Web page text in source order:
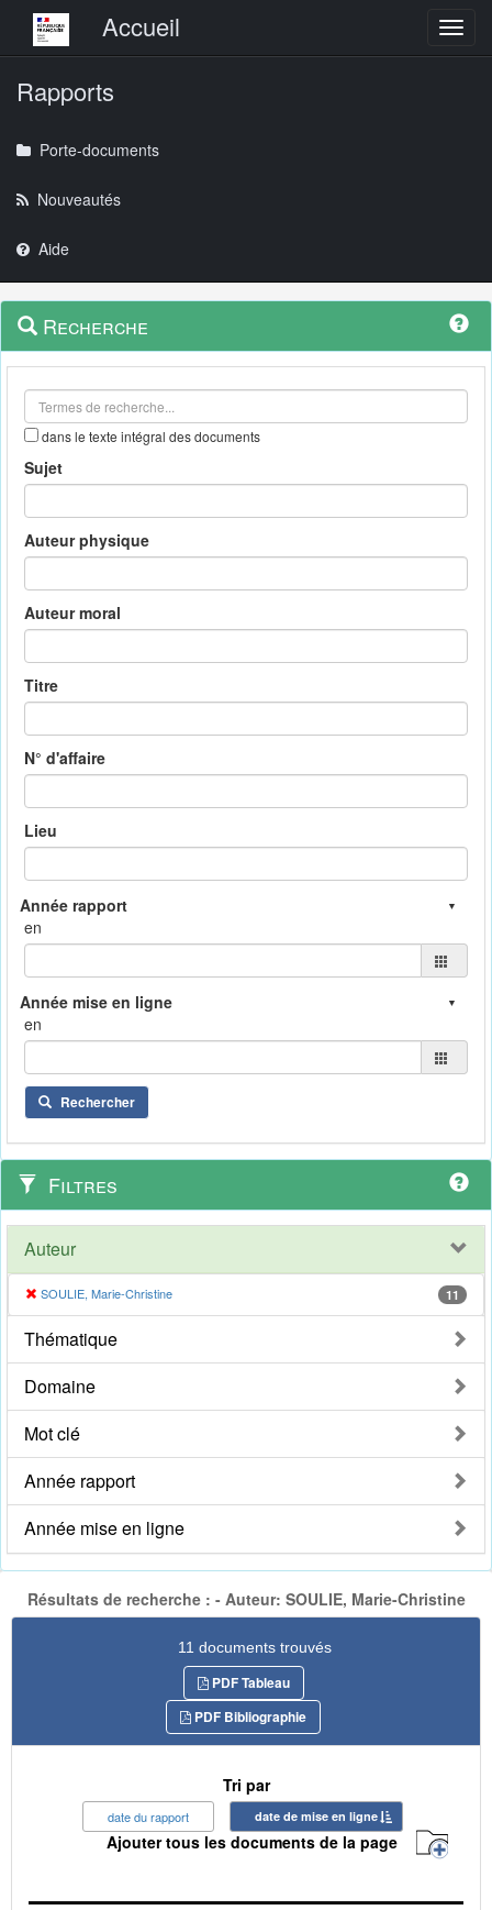
Menu principalAccueil
Rapports
Porte-documents
Nouveautés
Aide
Navigation
outils
Menu
contextuel
Recherche
dans le texte intégral des documents
Sujet
Auteur physique
Auteur moral
Titre
N° d'affaire
Lieu
en
en
Rechercher
Filtres
Auteur
SOULIE, Marie-Christine 11
Thématique
Domaine
Mot clé
Année rapport
Année mise en ligne
Résultats de recherche : - Auteur: SOULIE, Marie-Christine
11 documents trouvés
PDF Tableau
PDF Bibliographie
Tri par
date du rapport date de mise en ligne
Ajouter tous les documents de la page